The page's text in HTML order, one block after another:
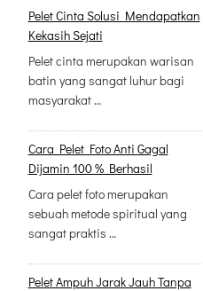
Pelet Cinta Solusi Mendapatkan
Kekasih Sejati
Pelet cinta merupakan warisan
batin yang sangat luhur bagi
masyarakat …
Cara Pelet Foto Anti Gagal
Dijamin 100 % Berhasil
Cara pelet foto merupakan
sebuah metode spiritual yang
sangat praktis …
Pelet Ampuh Jarak Jauh Tanpa